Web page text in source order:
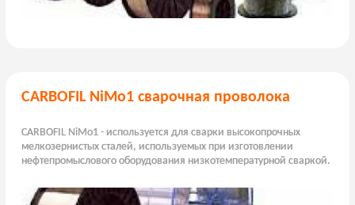
CARBOFIL NiMo1 сварочная проволока
CARBOFIL NiMo1 - используется для сварки высокопрочных
мелкозернистых сталей, используемых при изготовлении
нефтепромыслового оборудования низкотемпературной сваркой.